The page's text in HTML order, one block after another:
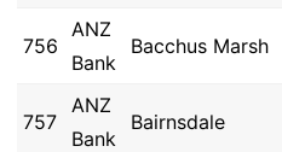
756
ANZ
Bank
Bacchus Marsh
757
ANZ
Bank
Bairnsdale